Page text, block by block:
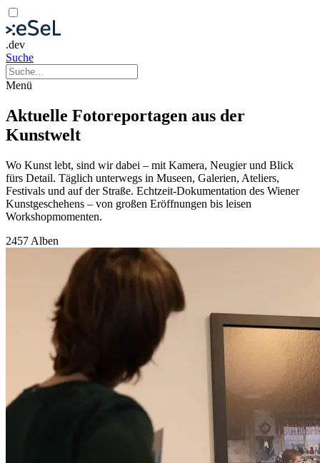
.dev
Suche
Menü
Aktuelle Fotoreportagen aus der
Kunstwelt
Wo Kunst lebt, sind wir dabei – mit Kamera, Neugier und Blick
fürs Detail. Täglich unterwegs in Museen, Galerien, Ateliers,
Festivals und auf der Straße. Echtzeit-Dokumentation des Wiener
Kunstgeschehens – von großen Eröffnungen bis leisen
Workshopmomenten.
2457 Alben